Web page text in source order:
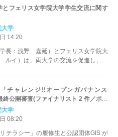
とフェリス女学院大学学生交流に関す
大学
14:20
長：浅野 嘉延）とフェリス女学院大
イ）は、両大学の交流を促進し、教
チャレンジ!!オープンガバナンス
終公開審査(ファイナリスト 2 件／ポス
出されました
大学
08:20
テラシー」の履修生と公認団体GIS が